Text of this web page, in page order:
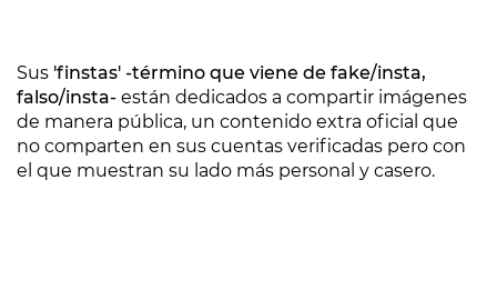
Sus 'finstas' -término que viene de fake/insta,
falso/insta- están dedicados a compartir imágenes
de manera pública, un contenido extra oficial que
no comparten en sus cuentas verificadas pero con
el que muestran su lado más personal y casero.